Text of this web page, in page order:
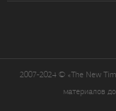
2007-2024 © «The New
материалов